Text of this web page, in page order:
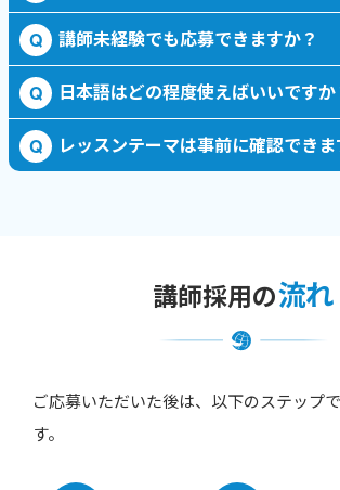
Q 講師未経験でも応募できますか？
Q 日本語はどの程度使えばいいですか
Q レッスンテーマは事前に確認できま
講師採用の流れ
ご応募いただいた後は、以下のステップ
す。